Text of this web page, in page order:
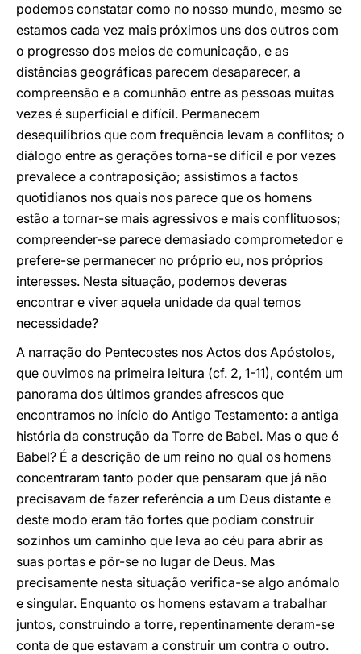
podemos constatar como no nosso mundo, mesmo se
estamos cada vez mais próximos uns dos outros com
o progresso dos meios de comunicação, e as
distâncias geográficas parecem desaparecer, a
compreensão e a comunhão entre as pessoas muitas
vezes é superficial e difícil. Permanecem
desequilíbrios que com frequência levam a conflitos; o
diálogo entre as gerações torna-se difícil e por vezes
prevalece a contraposição; assistimos a factos
quotidianos nos quais nos parece que os homens
estão a tornar-se mais agressivos e mais conflituosos;
compreender-se parece demasiado comprometedor e
prefere-se permanecer no próprio eu, nos próprios
interesses. Nesta situação, podemos deveras
encontrar e viver aquela unidade da qual temos
necessidade?
A narração do Pentecostes nos Actos dos Apóstolos,
que ouvimos na primeira leitura (cf. 2, 1-11), contém um
panorama dos últimos grandes afrescos que
encontramos no início do Antigo Testamento: a antiga
história da construção da Torre de Babel. Mas o que é
Babel? É a descrição de um reino no qual os homens
concentraram tanto poder que pensaram que já não
precisavam de fazer referência a um Deus distante e
deste modo eram tão fortes que podiam construir
sozinhos um caminho que leva ao céu para abrir as
suas portas e pôr-se no lugar de Deus. Mas
precisamente nesta situação verifica-se algo anómalo
e singular. Enquanto os homens estavam a trabalhar
juntos, construindo a torre, repentinamente deram-se
conta de que estavam a construir um contra o outro.